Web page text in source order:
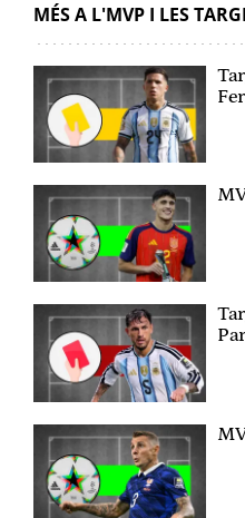
MÉS A L'MVP I LES